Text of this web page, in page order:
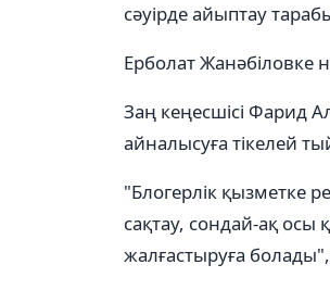
сәуірде айыптау
Ерболат Жанәбіловке
Заң кеңесшісі Фарид
айналысуға тікелей
"Блогерлік қызметке
сақтау, сондай-ақ
жалғастыруға болады",